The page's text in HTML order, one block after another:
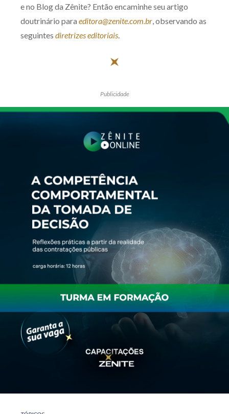
e no Blog da Zênite? Então encaminhe seu artigo
doutrinário para editora@zenite.com.br , observando as
seguintes diretrizes editoriais
Publicidade